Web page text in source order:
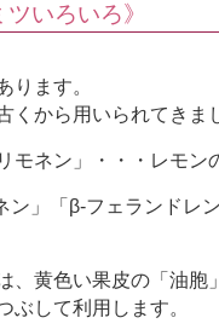
いろいろ》
ります。
くから用いられてきま
モネン」・・・レモ
ン」「β‐フェランド
、黄色い果皮の「油
ぶして利用します。